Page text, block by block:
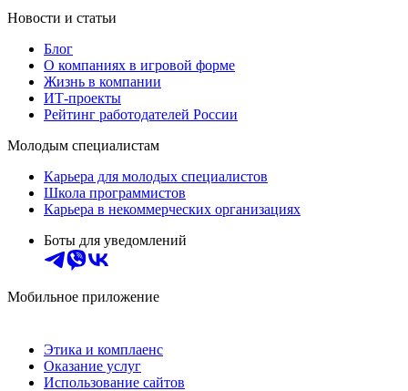
Новости и статьи
Блог
О компаниях в игровой форме
Жизнь в компании
ИТ-проекты
Рейтинг работодателей России
Молодым специалистам
Карьера для молодых специалистов
Школа программистов
Карьера в некоммерческих организациях
Боты для уведомлений
Мобильное приложение
Этика и комплаенс
Оказание услуг
Использование сайтов